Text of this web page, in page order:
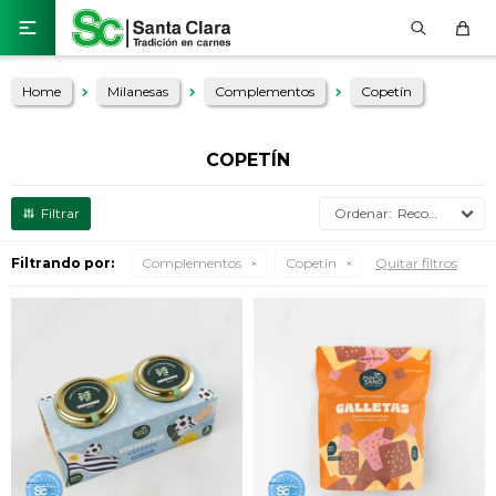

Home Milanesas Complementos Copetín
COPETÍN
Recomendados
Filtrando por: Complementos Copetín Quitar filtros